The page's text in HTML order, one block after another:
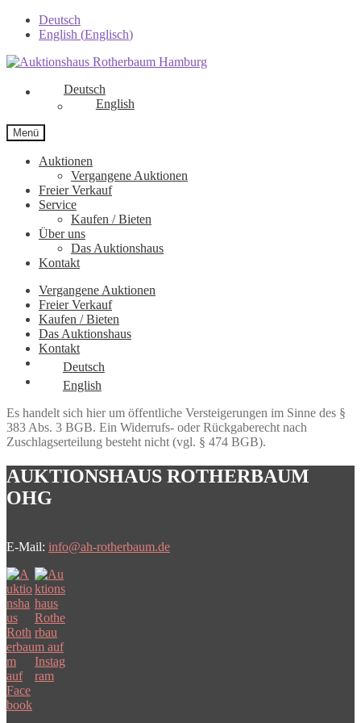
Deutsch
English (Englisch)
Zur
springen
Zum
springen
Deutsch
English
Menü
Auktionen
Vergangene Auktionen
Freier Verkauf
Service
Kaufen / Bieten
Über uns
Das Auktionshaus
Kontakt
Vergangene Auktionen
Freier Verkauf
Kaufen / Bieten
Das Auktionshaus
Kontakt
Deutsch
English
Es handelt sich hier um öffentliche Versteigerungen im Sinne des §
383 Abs. 3 BGB. Ein Widerrufs- oder Rückgaberecht nach
Zuschlagserteilung besteht nicht (vgl. § 474 BGB).
AUKTIONSHAUS ROTHERBAUM
OHG
E-Mail: info@ah-rotherbaum.de